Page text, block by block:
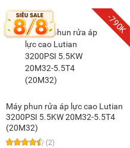
-790K
Máy phun rửa áp lực cao Lutian
3200PSI 5.5KW 20M32-5.5T4
(20M32)
(2)